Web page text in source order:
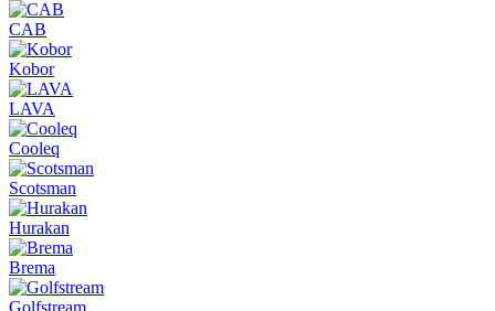
CAB
Kobor
LAVA
Cooleq
Scotsman
Hurakan
Brema
Golfstream